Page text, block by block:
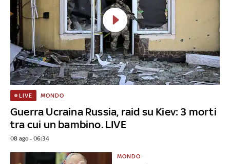
Guerra Ucraina Russia, raid su Kiev: 3 morti
tra cui un bambino. LIVE
LIVE MONDO
08 ago - 06:34
MONDO